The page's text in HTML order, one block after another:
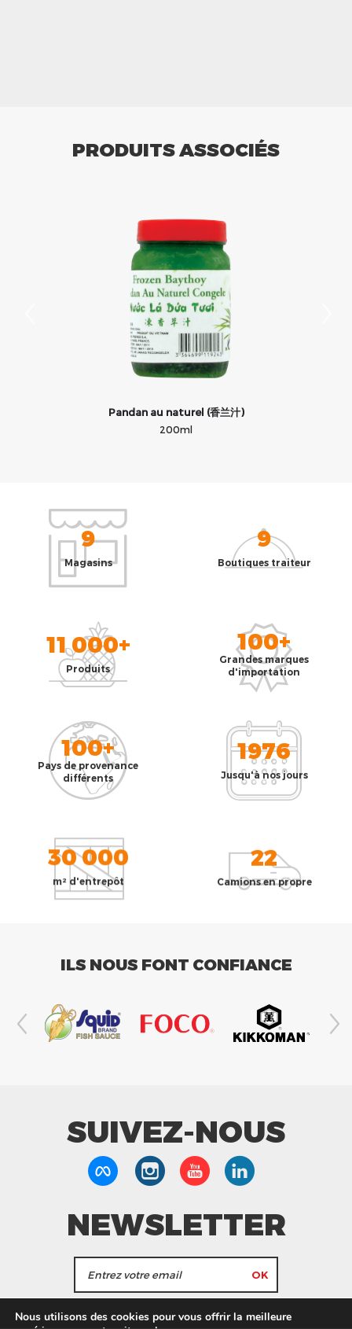
PRODUITS ASSOCIÉS
Pandan au naturel (香兰汁)
200ml
9
Magasins
9
Boutiques traiteur
11 000+
Produits
100+
Grandes marques
d'importation
100+
Pays de provenance
différents
1976
Jusqu'à nos jours
30 000
m² d'entrepôt
22
Camions en propre
ILS NOUS FONT CONFIANCE
SUIVEZ-NOUS
NEWSLETTER
J'accepte de recevoir les actualités et les
Nous utilisons des cookies pour vous offrir la meilleure